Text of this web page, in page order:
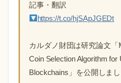
記事・翻訳
https://t.co/hjSApJGEDt
カルダノ財団は研究論文「
Coin Selection Algorithm for
Blockchains」を公開しま